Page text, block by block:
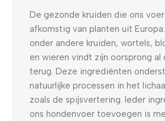
De gezonde kruiden die ons
afkomstig van planten uit
onder andere kruiden, wortels,
en wieren vindt zijn oorsprong al
terug. Deze ingrediënten
natuurlijke processen in het
zoals de spijsvertering. Ieder
ons hondenvoer toevoegen is